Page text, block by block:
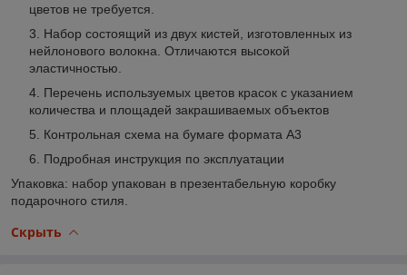
цветов не требуется.
Набор состоящий из двух кистей, изготовленных из
нейлонового волокна. Отличаются высокой
эластичностью.
Перечень используемых цветов красок с указанием
количества и площадей закрашиваемых объектов
Контрольная схема на бумаге формата А3
Подробная инструкция по эксплуатации
Упаковка: набор упакован в презентабельную коробку
подарочного стиля.
Скрыть